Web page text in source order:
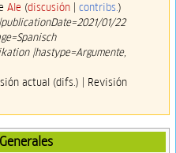
Ale (discusión| contribs.)
01/22
|hastype=Argumente,
actual (difs.) | Revisión